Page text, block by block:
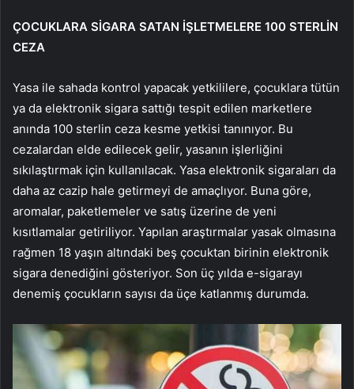
ÇOCUKLARA SİGARA SATAN İŞLETMELERE 100 STERLİN
CEZA
Yasa ile sahada kontrol yapacak yetkililere, çocuklara tütün
ya da elektronik sigara sattığı tespit edilen marketlere
anında 100 sterlin ceza kesme yetkisi tanınıyor. Bu
cezalardan elde edilecek gelir, yasanın işlerliğini
sıkılaştırmak için kullanılacak. Yasa elektronik sigaraları da
daha az cazip hale getirmeyi de amaçlıyor. Buna göre,
aromalar, paketlemeler ve satış üzerine de yeni
kısıtlamalar getiriliyor. Yapılan araştırmalar yasak olmasına
rağmen 18 yaşın altındaki beş çocuktan birinin elektronik
sigara denediğini gösteriyor. Son üç yılda e-sigarayı
denemiş çocukların sayısı da üçe katlanmış durumda.